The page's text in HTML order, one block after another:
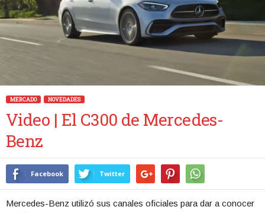
MERCADO NOVEDADES
Video | El C300 de Mercedes-
Benz
Facebook Twitter
Mercedes-Benz utilizó sus canales oficiales para dar a conocer